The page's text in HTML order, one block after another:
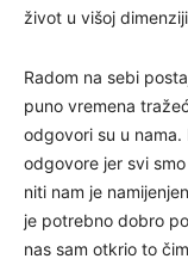
život u višoj
Radom na sebi
puno vremena
odgovori su u
odgovore jer svi
niti nam je
je potrebno dobro
nas sam otkrio to